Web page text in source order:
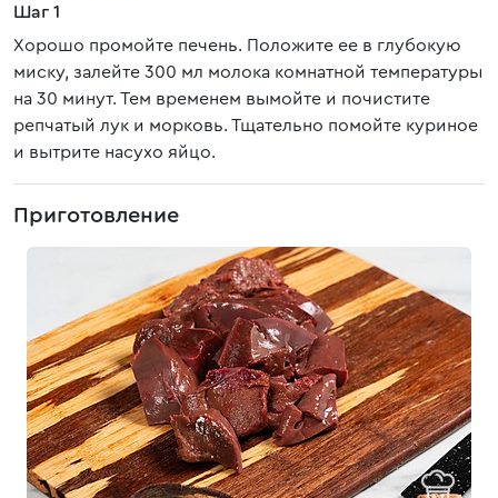
Шаг 1
Хорошо промойте печень. Положите ее в глубокую
миску, залейте 300 мл молока комнатной температуры
на 30 минут. Тем временем вымойте и почистите
репчатый лук и морковь. Тщательно помойте куриное
и вытрите насухо яйцо.
Приготовление